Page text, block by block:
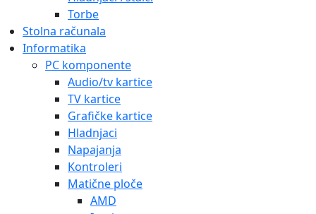
Torbe
Stolna računala
Informatika
PC komponente
Audio/tv kartice
TV kartice
Grafičke kartice
Hladnjaci
Napajanja
Kontroleri
Matične ploče
AMD